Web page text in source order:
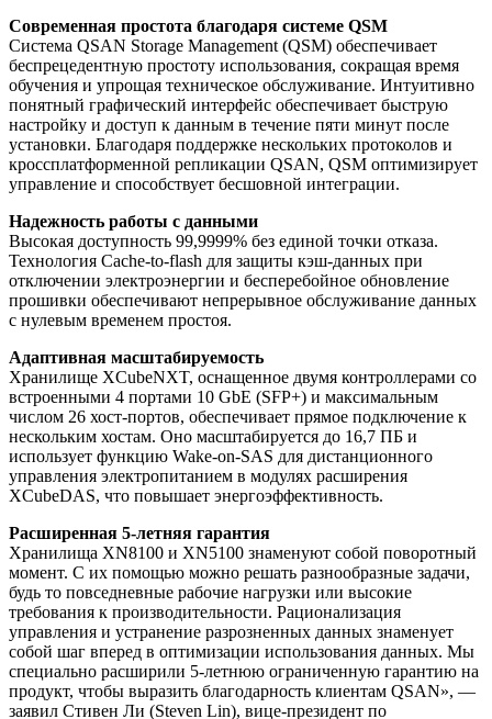
Современная простота благодаря системе QSM
Система QSAN Storage Management (QSM) обеспечивает
беспрецедентную простоту использования, сокращая время
обучения и упрощая техническое обслуживание. Интуитивно
понятный графический интерфейс обеспечивает быструю
настройку и доступ к данным в течение пяти минут после
установки. Благодаря поддержке нескольких протоколов и
кроссплатформенной репликации QSAN, QSM оптимизирует
управление и способствует бесшовной интеграции.
Надежность работы с данными
Высокая доступность 99,9999% без единой точки отказа.
Технология Cache-to-flash для защиты кэш-данных при
отключении электроэнергии и бесперебойное обновление
прошивки обеспечивают непрерывное обслуживание данных
с нулевым временем простоя.
Адаптивная масштабируемость
Хранилище XCubeNXT, оснащенное двумя контроллерами со
встроенными 4 портами 10 GbE (SFP+) и максимальным
числом 26 хост-портов, обеспечивает прямое подключение к
нескольким хостам. Оно масштабируется до 16,7 ПБ и
использует функцию Wake-on-SAS для дистанционного
управления электропитанием в модулях расширения
XCubeDAS, что повышает энергоэффективность.
Расширенная 5-летняя гарантия
Хранилища XN8100 и XN5100 знаменуют собой поворотный
момент. С их помощью можно решать разнообразные задачи,
будь то повседневные рабочие нагрузки или высокие
требования к производительности. Рационализация
управления и устранение разрозненных данных знаменует
собой шаг вперед в оптимизации использования данных. Мы
специально расширили 5-летнюю ограниченную гарантию на
продукт, чтобы выразить благодарность клиентам QSAN», —
заявил Стивен Ли (Steven Lin), вице-президент по